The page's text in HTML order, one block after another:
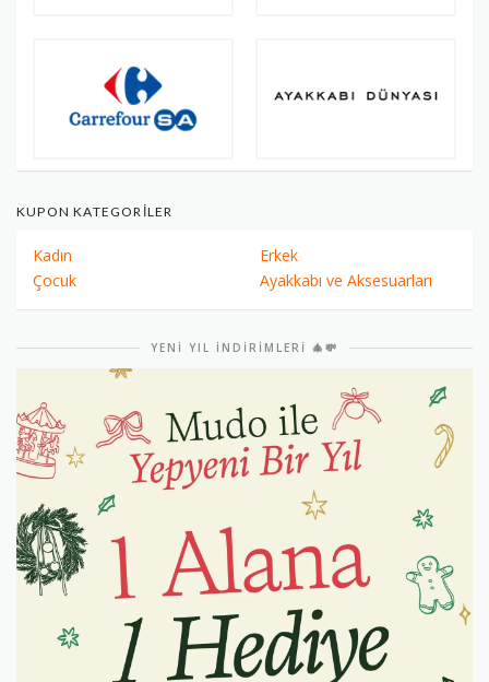
KUPON KATEGORILER
Kadın
Erkek
Çocuk
Ayakkabı ve Aksesuarları
YENI YIL İNDIRIMLERI 🎄💸